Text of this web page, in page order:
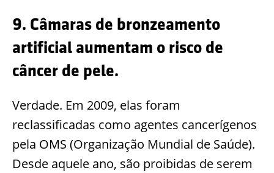
9. Câmaras de bronzeamento
artificial aumentam o risco de
câncer de pele.
Verdade. Em 2009, elas foram
reclassificadas como agentes cancerígenos
pela OMS (Organização Mundial de Saúde).
Desde aquele ano, são proibidas de serem